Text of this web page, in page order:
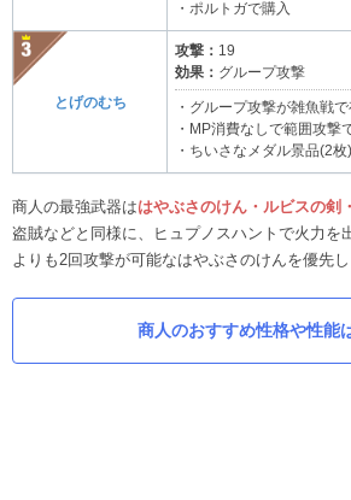
・ポルトガで購入
とげのむち
攻撃： 19
効果： グループ攻撃
・グループ攻撃が雑魚戦で
・MP消費なしで範囲攻撃
・ちいさなメダル景品(2
商人の最強武器ははやぶさのけん・ルビスの剣
盗賊などと同様に、ヒュプノスハントで火力を
よりも2回攻撃が可能なはやぶさのけんを優先し
商人のおすすめ性格や性能